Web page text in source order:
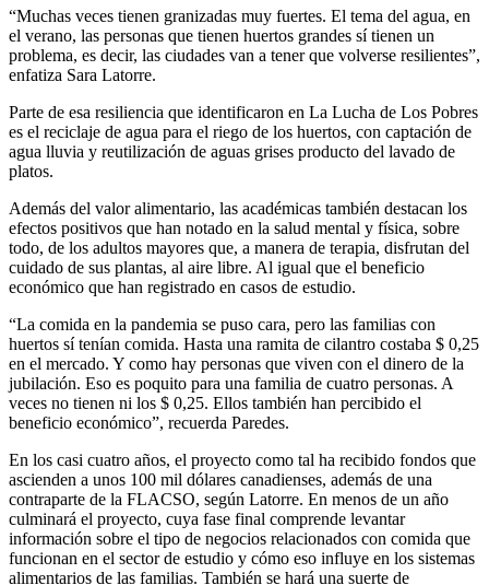
“Muchas veces tienen granizadas muy fuertes. El tema del agua, en
el verano, las personas que tienen huertos grandes sí tienen un
problema, es decir, las ciudades van a tener que volverse resilientes”,
enfatiza Sara Latorre.
Parte de esa resiliencia que identificaron en La Lucha de Los Pobres
es el reciclaje de agua para el riego de los huertos, con captación de
agua lluvia y reutilización de aguas grises producto del lavado de
platos.
Además del valor alimentario, las académicas también destacan los
efectos positivos que han notado en la salud mental y física, sobre
todo, de los adultos mayores que, a manera de terapia, disfrutan del
cuidado de sus plantas, al aire libre. Al igual que el beneficio
económico que han registrado en casos de estudio.
“La comida en la pandemia se puso cara, pero las familias con
huertos sí tenían comida. Hasta una ramita de cilantro costaba $ 0,25
en el mercado. Y como hay personas que viven con el dinero de la
jubilación. Eso es poquito para una familia de cuatro personas. A
veces no tienen ni los $ 0,25. Ellos también han percibido el
beneficio económico”, recuerda Paredes.
En los casi cuatro años, el proyecto como tal ha recibido fondos que
ascienden a unos 100 mil dólares canadienses, además de una
contraparte de la FLACSO, según Latorre. En menos de un año
culminará el proyecto, cuya fase final comprende levantar
información sobre el tipo de negocios relacionados con comida que
funcionan en el sector de estudio y cómo eso influye en los sistemas
alimentarios de las familias. También se hará una suerte de